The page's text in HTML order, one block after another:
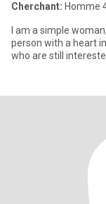
Cherchant: Homme
I am a simple
person with a heart
who are still